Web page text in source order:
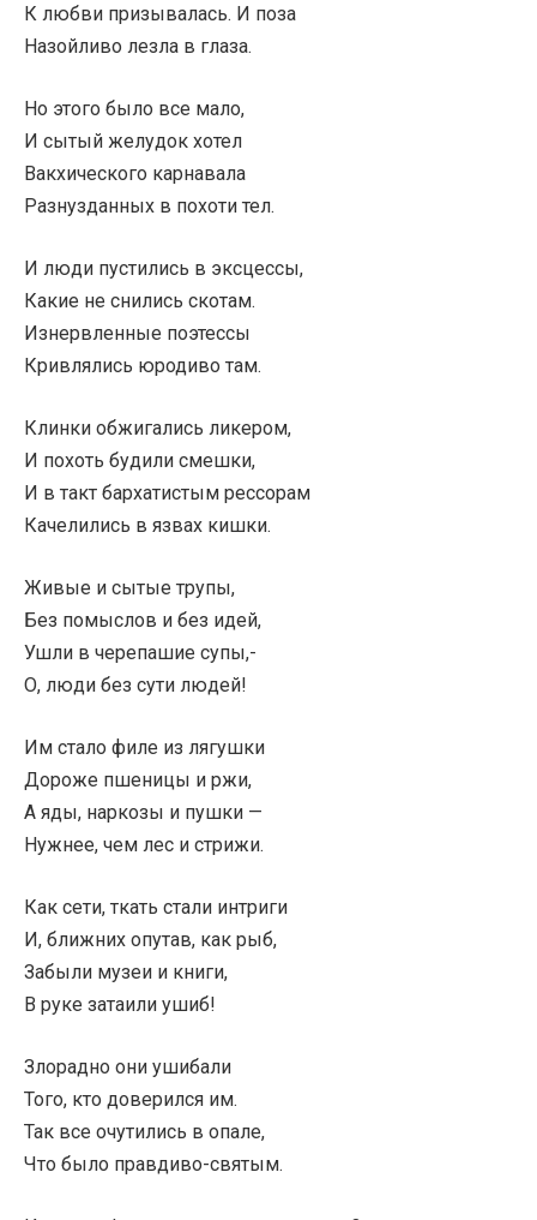
К любви призывалась. И поза
Назойливо лезла в глаза.
Но этого было все мало,
И сытый желудок хотел
Вакхического карнавала
Разнузданных в похоти тел.
И люди пустились в эксцессы,
Какие не снились скотам.
Изнервленные поэтессы
Кривлялись юродиво там.
Клинки обжигались ликером,
И похоть будили смешки,
И в такт бархатистым рессорам
Качелились в язвах кишки.
Живые и сытые трупы,
Без помыслов и без идей,
Ушли в черепашие супы,-
О, люди без сути людей!
Им стало филе из лягушки
Дороже пшеницы и ржи,
А яды, наркозы и пушки —
Нужнее, чем лес и стрижи.
Как сети, ткать стали интриги
И, ближних опутав, как рыб,
Забыли музеи и книги,
В руке затаили ушиб!
Злорадно они ушибали
Того, кто доверился им.
Так все очутились в опале,
Что было правдиво-святым.